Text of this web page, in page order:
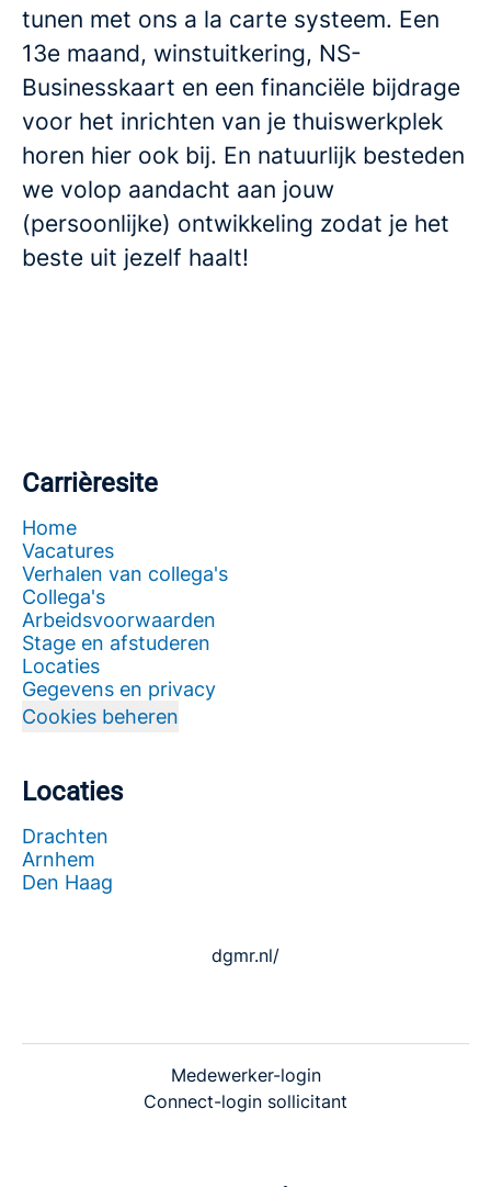
tunen met ons a la carte systeem. Een
13e maand, winstuitkering, NS-
Businesskaart en een financiële bijdrage
voor het inrichten van je thuiswerkplek
horen hier ook bij. En natuurlijk besteden
we volop aandacht aan jouw
(persoonlijke) ontwikkeling zodat je het
beste uit jezelf haalt!
Carrièresite
Home
Vacatures
Verhalen van collega's
Collega's
Arbeidsvoorwaarden
Stage en afstuderen
Locaties
Gegevens en privacy
Cookies beheren
Locaties
Drachten
Arnhem
Den Haag
dgmr.nl/
Medewerker-login
Connect-login sollicitant